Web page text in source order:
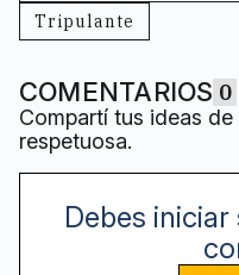
Tripulante
COMENTARIOS 0
Compartí tus ideas
respetuosa.
Debes